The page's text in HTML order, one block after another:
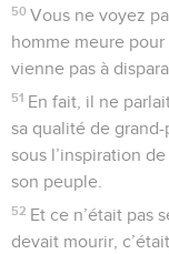
50 Vous ne voyez
homme meure
vienne pas à
51 En fait, il ne
sa qualité de
sous l’inspiration
son peuple.
52 Et ce n’était pas
devait mourir,